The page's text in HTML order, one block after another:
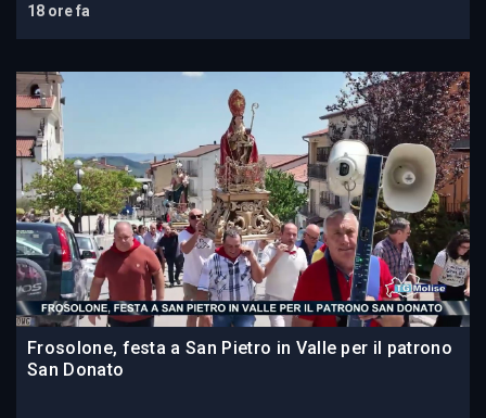
18 ore fa
Frosolone, festa a San Pietro in Valle per il patrono
San Donato